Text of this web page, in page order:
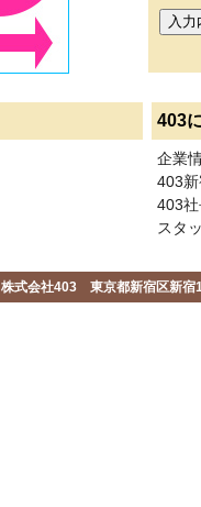
403
企業
403
403
スタ
株式会社403 東京都新宿区新